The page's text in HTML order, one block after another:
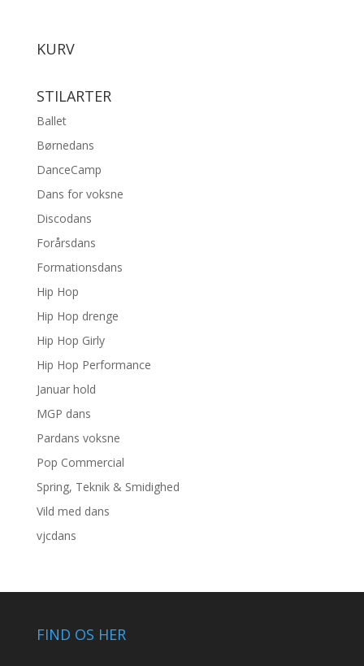
KURV
STILARTER
Ballet
Børnedans
DanceCamp
Dans for voksne
Discodans
Forårsdans
Formationsdans
Hip Hop
Hip Hop drenge
Hip Hop Girly
Hip Hop Performance
Januar hold
MGP dans
Pardans voksne
Pop Commercial
Spring, Teknik & Smidighed
Vild med dans
vjcdans
FIND OS HER